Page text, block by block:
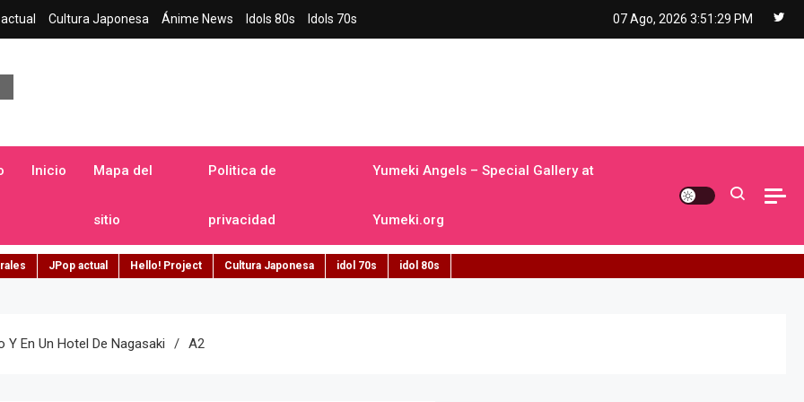
Cultura Japonesa Ánime News Idols 80s Idols 70s 07 Ago, 2026 3:51:30 PM
Inicio Mapa del
sitio
Politica de
privacidad
Yumeki Angels – Special Gallery at
Yumeki.org
JPop actual Hello! Project Cultura Japonesa idol 70s idol 80s
En Un Hotel De Nagasaki A2